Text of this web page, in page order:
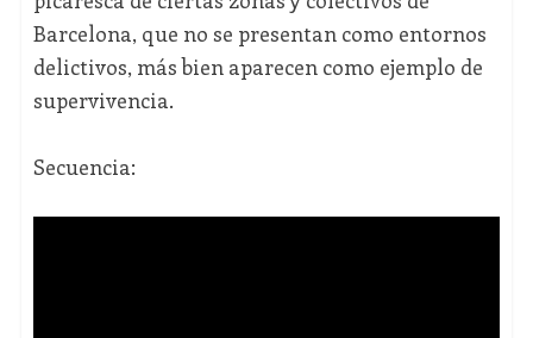
Barcelona, que no se presentan como entornos
delictivos, más bien aparecen como ejemplo de
supervivencia.
Secuencia: